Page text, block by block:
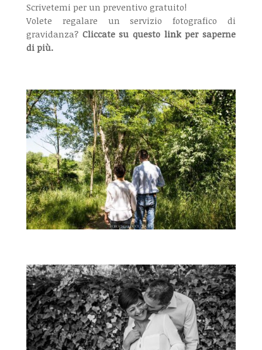
Scrivetemi per un preventivo gratuito!
Volete regalare un servizio fotografico di
gravidanza? Cliccate su questo linkper saperne
di più.